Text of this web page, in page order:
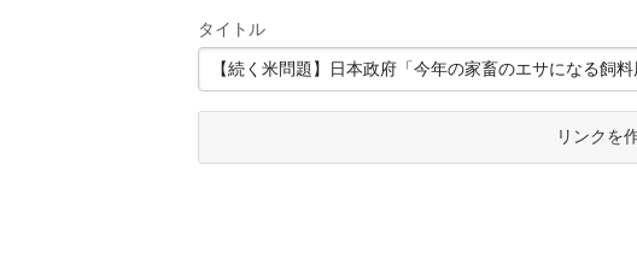
タイトル
リンクを